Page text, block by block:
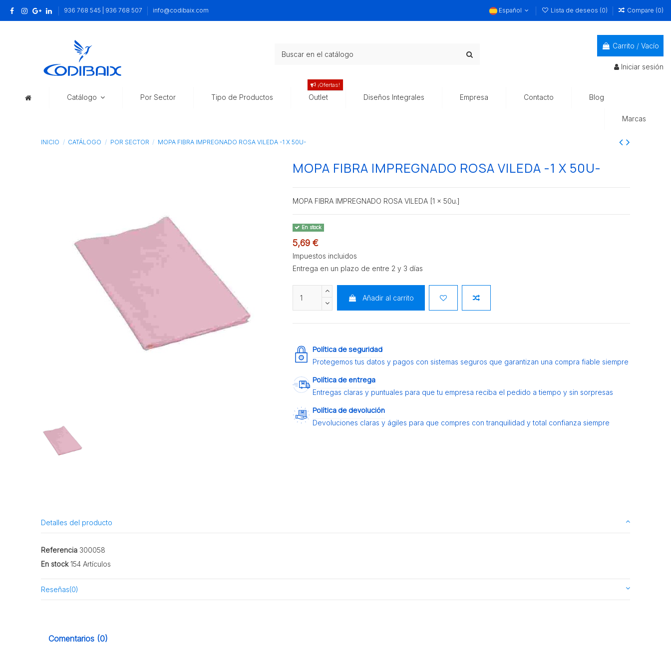
936 768 545 | 936 768 507 info@codibaix.com Español Lista de deseos (0) Compare (0)
Carrito / Vacío
Iniciar sesión
Catálogo Por Sector Tipo de Productos Outlet
¡Ofertas!
Diseños Integrales Empresa Contacto Blog
Marcas
INICIO CATÁLOGO POR SECTOR MOPA FIBRA IMPREGNADO ROSA VILEDA -1 X 50U-
MOPA FIBRA IMPREGNADO ROSA VILEDA -1 X 50U-
MOPA FIBRA IMPREGNADO ROSA VILEDA [1 x 50u.]
En stock
5,69 €
Impuestos incluidos
Entrega en un plazo de entre 2 y 3 días
Añadir al carrito
Política de seguridad
Protegemos tus datos y pagos con sistemas seguros que garantizan una compra fiable siempre
Política de entrega
Entregas claras y puntuales para que tu empresa reciba el pedido a tiempo y sin sorpresas
Política de devolución
Devoluciones claras y ágiles para que compres con tranquilidad y total confianza siempre
Detalles del producto
Referencia 300058
En stock 154 Artículos
Reseñas(0)
Comentarios (0)